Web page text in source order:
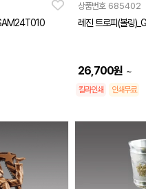
상품번호 685402
레진 트로피(볼링
26,700원 ~
칼라인쇄 인쇄무료